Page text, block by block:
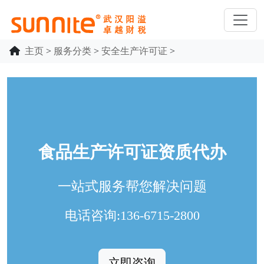
主页 > 服务分类 > 安全生产许可证 >
食品生产许可证资质代办
一站式服务帮您解决问题
电话咨询:136-6715-2800